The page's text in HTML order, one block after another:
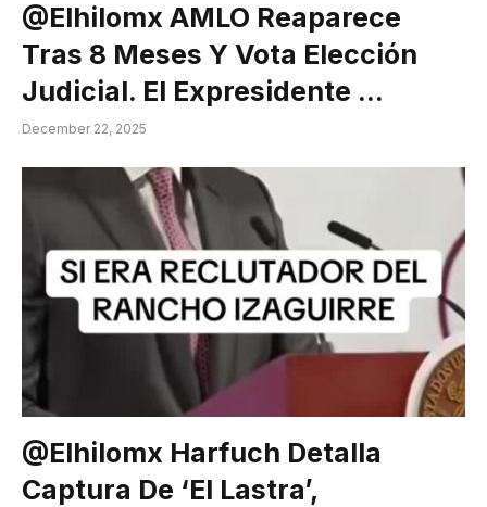
@elhilomx AMLO Reaparece
Tras 8 Meses Y Vota Elección
Judicial. El Expresidente …
December 22, 2025
@elhilomx Harfuch Detalla
Captura De ‘El Lastra’,